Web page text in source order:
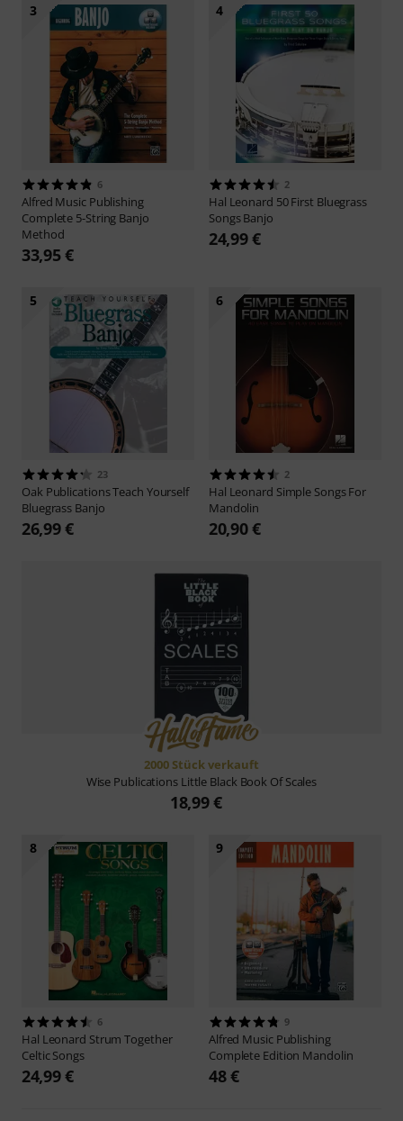
3
6
Alfred Music Publishing
Complete 5-String Banjo
Method
33,95 €
4
2
Hal Leonard 50 First Bluegrass
Songs Banjo
24,99 €
5
23
Oak PublicationsTeach Yourself
Bluegrass Banjo
26,99 €
6
2
Hal Leonard Simple Songs For
Mandolin
20,90 €
2000 Stück verkauft
Wise Publications Little Black Book Of Scales
18,99 €
8
6
Hal Leonard Strum Together
Celtic Songs
24,99 €
9
9
Alfred Music Publishing
Complete Edition Mandolin
48 €